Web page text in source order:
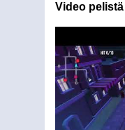
Video pelistä